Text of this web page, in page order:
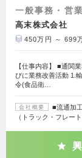
一般事務・営
高末株式会社
450万円 ～ 699
【仕事内容】 ■通関
びに業務改善活動 1.
令(食品衛…
会社概要
■流通加
（トラック・フレー